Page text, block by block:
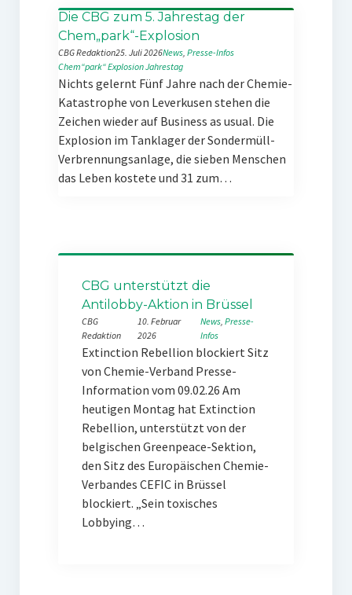
Die CBG zum 5. Jahrestag der
Chem„park“-Explosion
CBG Redaktion25. Juli 2026News, Presse-Infos
Chem“park“ExplosionJahrestag
Nichts gelernt Fünf Jahre nach der Chemie-
Katastrophe von Leverkusen stehen die
Zeichen wieder auf Business as usual. Die
Explosion im Tanklager der Sondermüll-
Verbrennungsanlage, die sieben Menschen
das Leben kostete und 31 zum…
CBG unterstützt die
Antilobby-Aktion in Brüssel
CBG
Redaktion
10. Februar
2026
News, Presse-
Infos
Extinction Rebellion blockiert Sitz
von Chemie-Verband Presse-
Information vom 09.02.26 Am
heutigen Montag hat Extinction
Rebellion, unterstützt von der
belgischen Greenpeace-Sektion,
den Sitz des Europäischen Chemie-
Verbandes CEFIC in Brüssel
blockiert. „Sein toxisches
Lobbying…